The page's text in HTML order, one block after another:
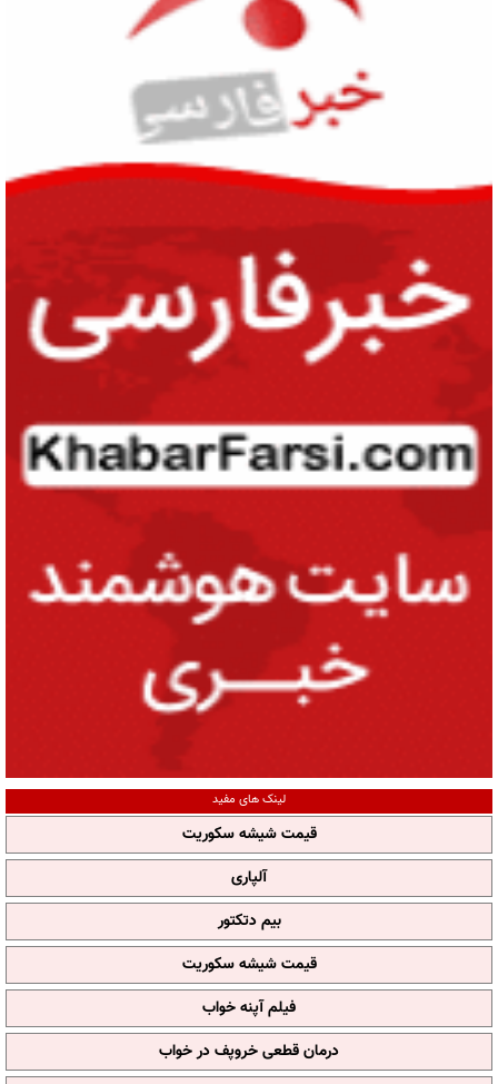
لینک های مفید
قیمت شیشه سکوریت
آلپاری
بیم دتکتور
قیمت شیشه سکوریت
فیلم آپنه خواب
درمان قطعی خروپف در خواب